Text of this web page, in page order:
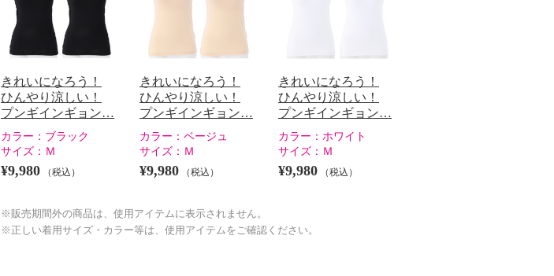
きれいになろう！
ひんやり涼しい！
プンギインギョン…
カラー： ブラック
サイズ： Ｍ
¥9,980 （税込）
きれいになろう！
ひんやり涼しい！
プンギインギョン…
カラー： ベージュ
サイズ： Ｍ
¥9,980 （税込）
きれいになろう！
ひんやり涼しい！
プンギインギョン…
カラー： ホワイト
サイズ： Ｍ
¥9,980 （税込）
※販売期間外の商品は、使用アイテムに表示されません。
※正しい着用サイズ・カラー等は、使用アイテムをご確認ください。